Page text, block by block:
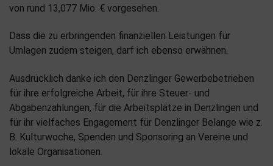
von rund 13,077 Mio. € vorgesehen.
Dass die zu erbringenden finanziellen Leistungen für
Umlagen zudem steigen, darf ich ebenso erwähnen.
Ausdrücklich danke ich den Denzlinger Gewerbebetrieben
für ihre erfolgreiche Arbeit, für ihre Steuer- und
Abgabenzahlungen, für die Arbeitsplätze in Denzlingen und
für ihr vielfaches Engagement für Denzlinger Belange wie z.
B. Kulturwoche, Spenden und Sponsoring an Vereine und
lokale Organisationen.